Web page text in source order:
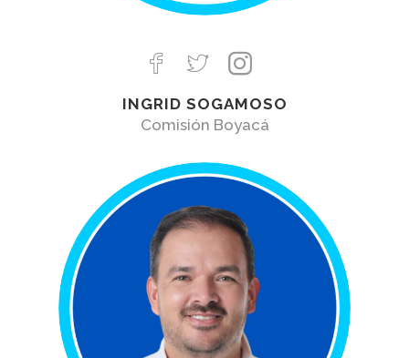
INGRID SOGAMOSO
Comisión Boyacá